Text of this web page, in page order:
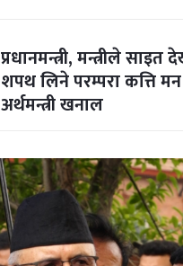
प्रधानमन्त्री, मन्त्रीले साइत
शपथ लिने परम्परा कत्ति
अर्थमन्त्री खनाल